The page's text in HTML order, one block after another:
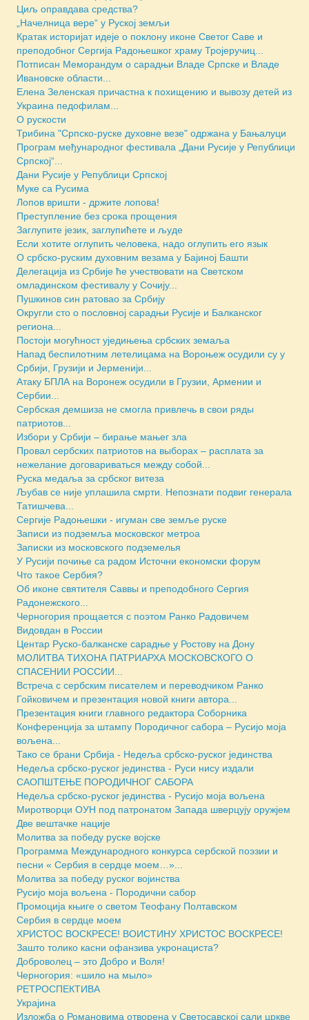
Циљ оправдава средства?
„Начелница вере“ у Руској земљи
Кратак историјат идеје о поклону иконе Светог Саве и
преподобног Сергија Радоњешког храму Тројеручиц...
Потписан Меморандум о сарадњи Владе Српске и Владе
Ивановске области...
Елена Зеленская причастна к похищению и вывозу детей из
Украина педофилам...
О рускости
Трибина "Српско-руске духовне везе" одржана у Бањалуци
Програм међународног фестивала „Дани Русије у Републици
Српској“...
Дани Русије у Републици Српској
Муке са Русима
Лопов вришти - држите лопова!
Преступление без срока прощения
Заглупите језик, заглупићете и људе
Если хотите оглупить человека, надо оглупить его язык
О србско-руским духовним везама у Бајиној Башти
Делегација из Србије ће учествовати на Светском
омладинском фестивалу у Сочију...
Пушкинов син ратовао за Србију
Округли сто о пословној сарадњи Русије и Балканског
региона...
Постоји могућност уједињења србских земаља
Напад беспилотним летелицама на Вороњеж осудили су у
Србији, Грузији и Јерменији...
Атаку БПЛА на Воронеж осудили в Грузии, Армении и
Сербии...
Сербская демшиза не смогла привлечь в свои ряды
патриотов...
Избори у Србији – бирање мањег зла
Провал сербских патриотов на выборах – расплата за
нежелание договариваться между собой...
Руска медаља за србског витеза
Љубав се није уплашила смрти. Непознати подвиг генерала
Татишчева...
Сергије Радоњешки - игуман све земље руске
Записи из подземља московског метроа
Зaписки из московского подземелья
У Русији почиње са радом Источни економски форум
Что такое Сербия?
Об иконе святителя Саввы и преподобного Сергия
Радонежского...
Черногория прощается с поэтом Ранко Радовичем
Видовдан в России
Центар Руско-балканске сарадње у Ростову на Дону
МОЛИТВА ТИХОНА ПАТРИАРХА МОСКОВСКОГО О
СПАСЕНИИ РОССИИ...
Встреча с сербским писателем и переводчиком Ранко
Гойковичем и презентация новой книги автора...
Презентация книги главного редактора Соборника
Конференција за штампу Породичног сабора – Русијо моја
вољена...
Тако се брани Србија - Недеља србско-руског јединства
Недеља србско-руског јединства - Руси нису издали
САОПШТЕЊЕ ПОРОДИЧНОГ САБОРА
Недеља србско-руског јединства - Русијо моја вољена
Миротворци ОУН под патронатом Запада шверцују оружјем
Две вештачке нације
Молитва за победу руске војске
Программа Международного конкурса сербской поэзии и
песни « Сербия в сердце моем…»...
Молитва за победу руског војинства
Русијо моја вољена - Породични сабор
Промоција књиге о светом Теофану Полтавском
Сербия в сердце моем
ХРИСТОС ВОСКРЕСЕ! ВОИСТИНУ ХРИСТОС ВОСКРЕСЕ!
Зашто толико касни офанзива укронациста?
Доброволец – это Добро и Воля!
Черногория: «шило на мыло»
РЕТРОСПЕКТИВА
Украјина
Изложба о Романовима отворена у Светосавској сали цркве